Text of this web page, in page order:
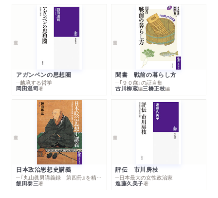
アガンベンの思想圏
─越境する哲学
岡田温司著
聞書 戦前の暮らし方
─「９０歳」の証言集
古川柳蔵編三橋正枝編
日本政治思想史講義
─『丸山眞男講義録 第四冊』を精読する
飯田泰三著
評伝 市川房枝
─日本最大の女性政治家
進藤久美子著